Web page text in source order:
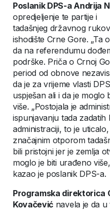
Poslanik DPS-a Andrija
opredjeljenje te partije i
tadašnjeg državnog
ishodište Crne Gore. „Ta
da na referendumu
podrške. Priča o Crnoj
period od obnove
da je za vrijeme vlasti
uspješan ali i da je moglo
više. „Postojala je
ispunjavanju tada
administraciji, to je
značajnim otporom
bili pristojni jer je zemlja
moglo je biti urađeno
kazao je poslanik DPS-a.
Programska direktorica
Kovačević navela je da